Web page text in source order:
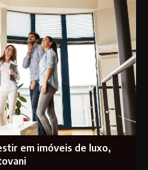
em imóveis de luxo,